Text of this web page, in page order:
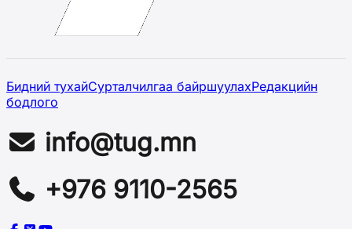
Бидний тухайСурталчилгаа байршуулахРедакцийн
бодлого
info@tug.mn
+976 9110-2565